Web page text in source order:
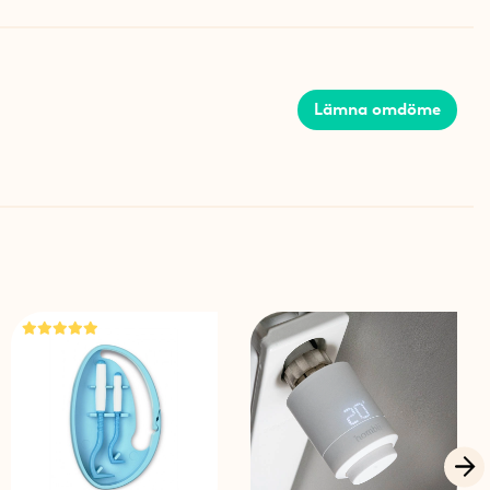
alkaliska LR20/D batterier i den svarta batterilådan och
Tryck på ON för att starta musskrämman. Den
ungefär var 3:e sekund när musskrämman är
batteritid
månaders batteritid beroende på
Lämna omdöme